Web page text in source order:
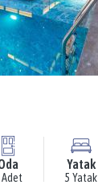
Adet
Yatak
5 Yatak